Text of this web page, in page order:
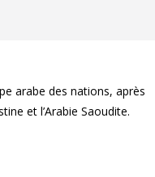
arabe des nations, après
et l’Arabie Saoudite.